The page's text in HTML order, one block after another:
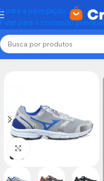
Ir para a navegação
Pular para o conteúdo principal
Início Tênis Masculino